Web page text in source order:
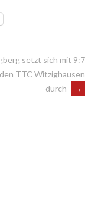
setzt sich mit 9:7
TTC Witzighausen
durch
→